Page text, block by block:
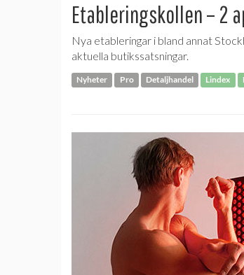
Etableringskollen – 2
Nya etableringar i bland annat
aktuella butikssatsningar.
Nyheter Pro Detaljhandel Lindex